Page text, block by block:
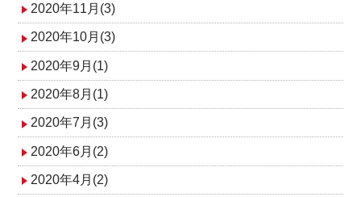
2020年11月(3)
2020年10月(3)
2020年9月(1)
2020年8月(1)
2020年7月(3)
2020年6月(2)
2020年4月(2)